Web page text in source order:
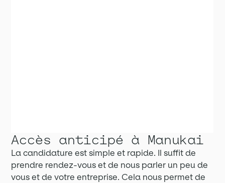
Accès anticipé à Manukai
La candidature est simple et rapide. Il suffit de
prendre rendez-vous et de nous parler un peu de
vous et de votre entreprise. Cela nous permet de